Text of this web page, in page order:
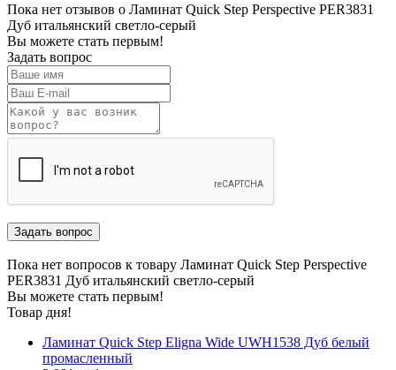
Пока нет отзывов о Ламинат Quick Step Perspective PER3831
Дуб итальянский светло-серый
Вы можете стать первым!
Задать вопрос
Пока нет вопросов к товару Ламинат Quick Step Perspective
PER3831 Дуб итальянский светло-серый
Вы можете стать первым!
Товар дня!
Ламинат Quick Step Eligna Wide UWH1538 Дуб белый
промасленный